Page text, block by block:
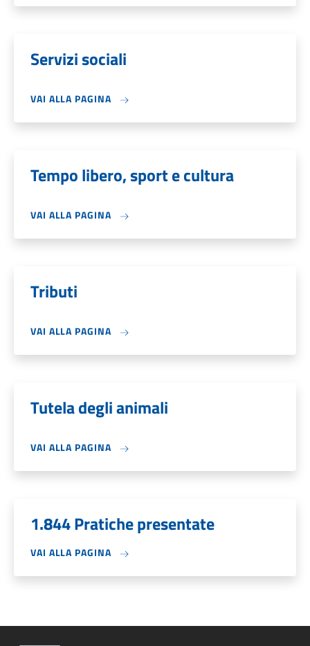
Servizi sociali
VAI ALLA PAGINA
Tempo libero, sport e cultura
VAI ALLA PAGINA
Tributi
VAI ALLA PAGINA
Tutela degli animali
VAI ALLA PAGINA
1.844 Pratiche presentate
VAI ALLA PAGINA